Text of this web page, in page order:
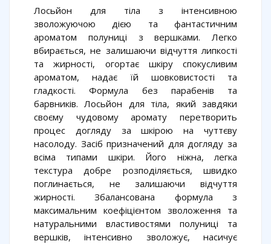
Лосьйон для тіла з інтенсивною
зволожуючою дією та фантастичним
ароматом полуниці з вершками. Легко
вбирається, не залишаючи відчуття липкості
та жирності, огортає шкіру спокусливим
ароматом, надає їй шовковистості та
гладкості. Формула без парабенів та
барвників. Лосьйон для тіла, який завдяки
своєму чудовому аромату перетворить
процес догляду за шкірою на чуттєву
насолоду. Засіб призначений для догляду за
всіма типами шкіри. Його ніжна, легка
текстура добре розподіляється, швидко
поглинається, не залишаючи відчуття
жирності. Збалансована формула з
максимальним коефіцієнтом зволоження та
натуральними властивостями полуниці та
вершків, інтенсивно зволожує, насичує